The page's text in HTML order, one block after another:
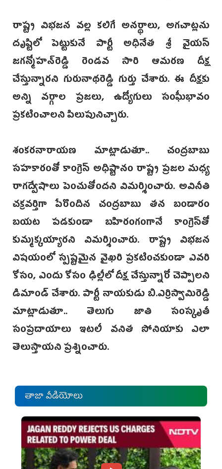
రాష్ట్ర విభజన వల్ల కలిగే అనర్థాలు, అగచాట్లను
దృష్టిలో పెట్టుకునే పార్టీ అధినేత శ్రీ వైయస్
జగన్మోహన్‌రెడ్డి రెండవ సారి ఆమరణ దీక్ష
చేస్తున్నారని గురునాథరెడ్డి గుర్తు చేశారు. ఈ దీక్షకు
అన్ని వర్గాల ప్రజలు, ఉద్యోగులు సంఘీభావం
ప్రకటించాలని పిలుపునిచ్చారు.
శంకరనారాయణ మాట్లాడుతూ.. చంద్రబాబు
సహకారంతో కాంగ్రెస్ అధిష్టానం రాష్ట్ర ప్రజల మధ్య
రాగద్వేషాలు పెంచుతోందని విమర్శించారు. అవినీతి
చక్రవర్తిగా పేరొందిన చంద్రబాబు తన బండారం
బయట‌ పడకుండా బహిరంగంగానే కాంగ్రెస్‌తో
కుమ్మక్కయ్యారని విమర్శించారు. రాష్ట్ర విభజన
విషయంలో స్పష్టమైన వైఖరి ప్రకటించకుండా ఎవరి
కోసం, ఎందు కోసం ఢిల్లీలో దీక్ష చేస్తున్నారో చెప్పాలని
డిమాండ్ చేశారు. ‌పార్టీ నాయకుడు బి.ఎర్రిస్వామిరెడ్డి
మాట్లాడుతూ.. తెలుగు జాతి సంస్కృతీ
సంప్రదాయాలు ఇటలీ వనిత సోనియాకు ఎలా
తెలుస్తాయని ప్రశ్నించారు.
తాజా వీడియోలు